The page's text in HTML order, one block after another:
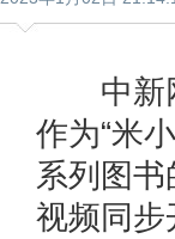
中新网
作为“米
系列图
视频同